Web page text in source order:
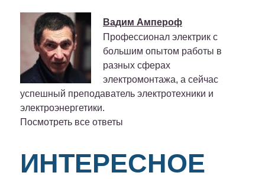
Вадим Ампероф
Профессионал электрик с
большим опытом работы в
разных сферах
электромонтажа, а сейчас
успешный преподаватель электротехники и
электроэнергетики.
Посмотреть все ответы
ИНТЕРЕСНОЕ